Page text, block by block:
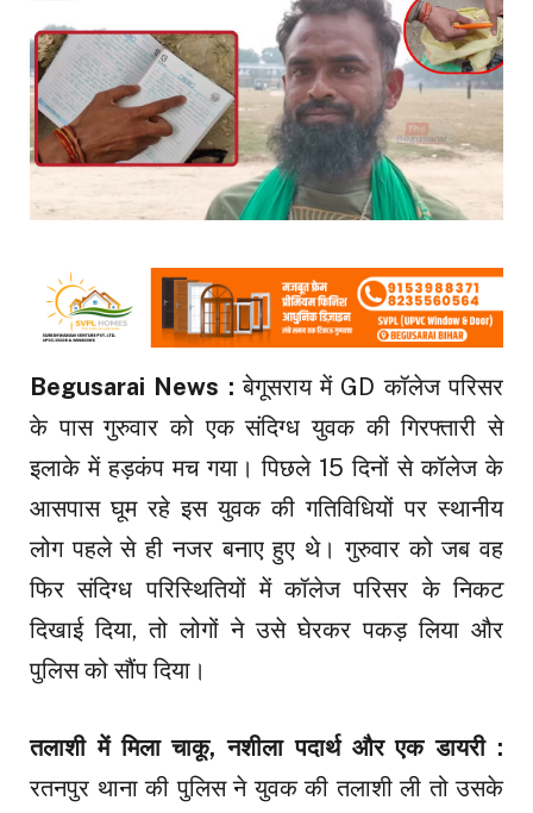
Begusarai News :बेगूसराय में GD कॉलेज परिसर
के पास गुरुवार को एक संदिग्ध युवक की गिरफ्तारी से
इलाके में हड़कंप मच गया। पिछले 15 दिनों से कॉलेज के
आसपास घूम रहे इस युवक की गतिविधियों पर स्थानीय
लोग पहले से ही नजर बनाए हुए थे। गुरुवार को जब वह
फिर संदिग्ध परिस्थितियों में कॉलेज परिसर के निकट
दिखाई दिया, तो लोगों ने उसे घेरकर पकड़ लिया और
पुलिस को सौंप दिया।
तलाशी में मिला चाकू, नशीला पदार्थ और एक डायरी :
रतनपुर थाना की पुलिस ने युवक की तलाशी ली तो उसके